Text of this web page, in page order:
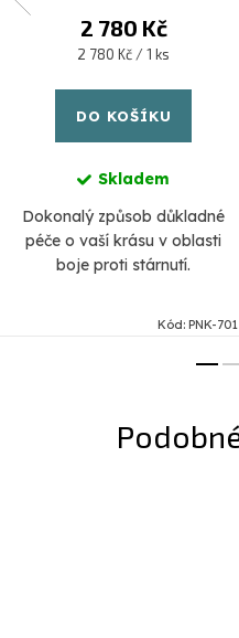
2 780 Kč
Měrná
2 780 Kč / 1 ks
DO KOŠÍKU
Skladem
Dokonalý způsob důkladné
péče o vaší krásu v oblasti
boje proti stárnutí.
Kód: PNK-701